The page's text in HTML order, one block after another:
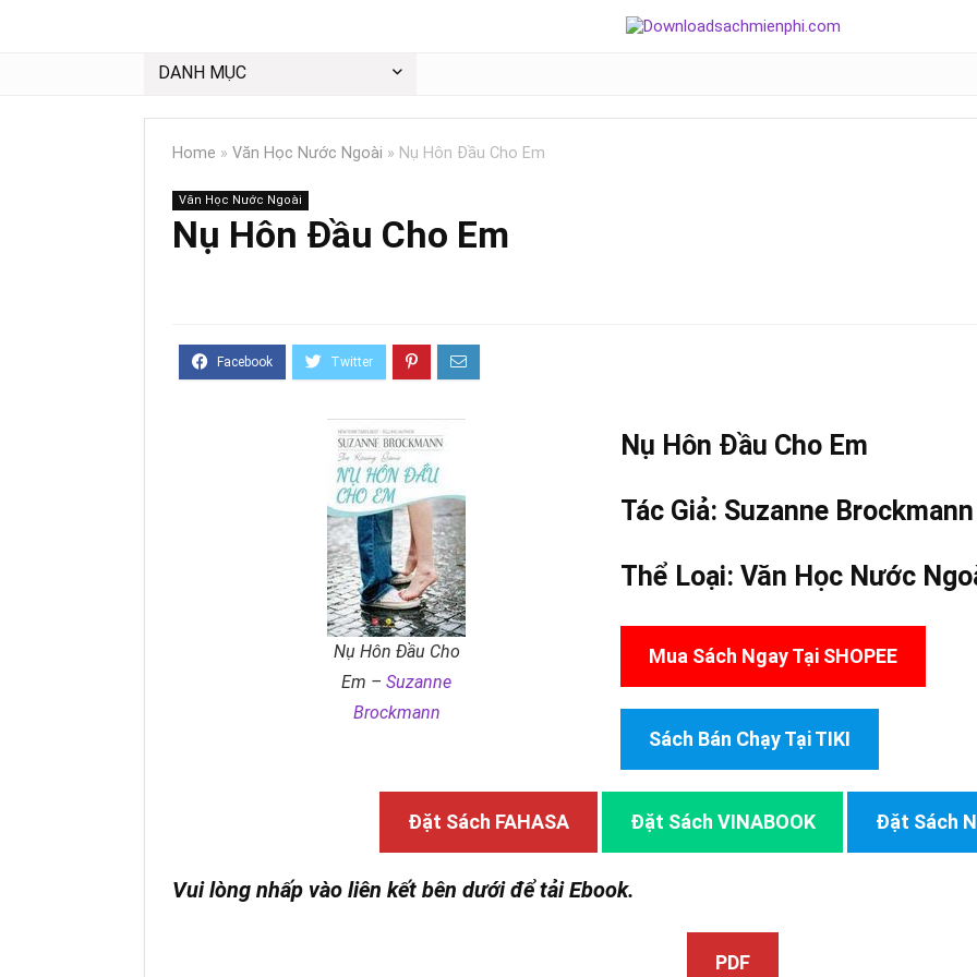
DANH MỤC
Home » Văn Học Nước Ngoài » Nụ Hôn Đầu Cho Em
Văn Học Nước Ngoài
Nụ Hôn Đầu Cho Em
Nụ Hôn Đầu Cho
Em –Suzanne
Brockmann
Nụ Hôn Đầu Cho Em
Tác Giả: Suzanne Brockmann
Thể Loại:Văn Học Nước
Mua Sách Ngay Tại SHOPEE
Sách Bán Chạy Tại TIKI
Đặt Sách FAHASA Đặt Sách VINABOOK Đặt Sách
Vui lòng nhấp vào liên kết bên dưới để tải Ebook.
PDF